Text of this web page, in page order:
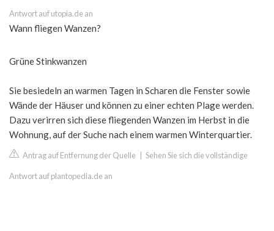
Antwort auf utopia.de an
Wann fliegen Wanzen?
Grüne Stinkwanzen
Sie besiedeln an warmen Tagen in Scharen die Fenster sowie
Wände der Häuser und können zu einer echten Plage werden.
Dazu verirren sich diese fliegenden Wanzen im Herbst in die
Wohnung, auf der Suche nach einem warmen Winterquartier.
Antrag auf Entfernung der Quelle Sehen Sie sich die vollständige
Antwort auf plantopedia.de an